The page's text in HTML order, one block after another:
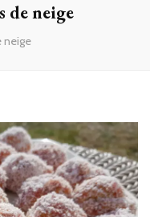
de neige
neige